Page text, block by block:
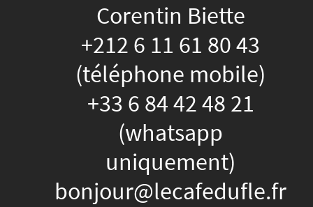
Corentin Biette
+212 6 11 61 80 43
(téléphone mobile)
+33 6 84 42 48 21
(whatsapp
uniquement)
bonjour@lecafedufle.fr